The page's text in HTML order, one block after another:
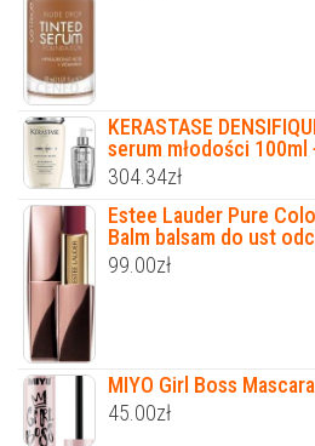
KERASTASE
serum młodości 100ml
304.34zł
Estee Lauder Pure
Balm balsam do ust
99.00zł
MIYO Girl Boss Mascara
45.00zł